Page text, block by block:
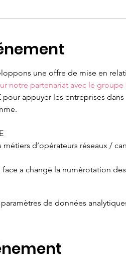
une offre de mise en
notre partenariat avec le groupe
pour appuyer les entreprises
d’opérateurs réseaux /
a changé la numérotation des
de données